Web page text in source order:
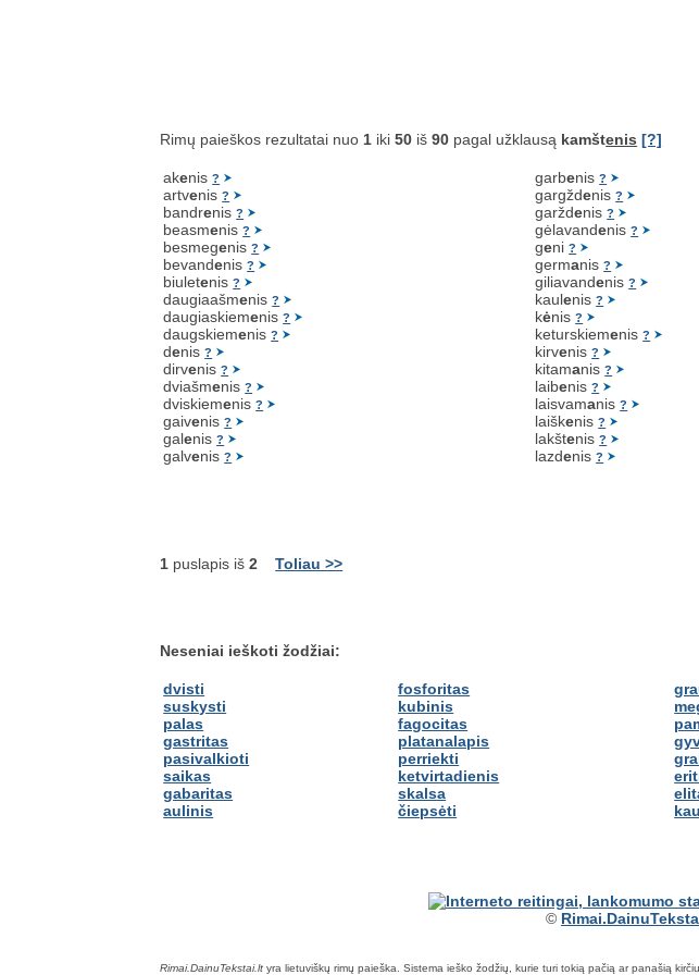
Rimų paieškos rezultatai nuo 1 iki50 iš90 pagal užklausą kamštenis [?]
akenis?
artvenis?
bandrenis?
beasmenis?
besmegenis?
bevandenis?
biuletenis?
daugiaašmenis?
daugiaskiemenis?
daugskiemenis?
denis?
dirvenis?
dviašmenis?
dviskiemenis?
gaivenis?
galenis?
galvenis?
garbenis?
gargždenis?
garždenis?
gėlavandenis?
geni?
germanis?
giliavandenis?
kaulenis?
kėnis?
keturskiemenis?
kirvenis?
kitamanis?
laibenis?
laisvamanis?
laiškenis?
lakštenis?
lazdenis?
1 puslapis iš2 Toliau >>
Neseniai ieškoti žodžiai:
dvisti
suskysti
palas
gastritas
pasivalkioti
saikas
gabaritas
aulinis
fosforitas
kubinis
fagocitas
platanalapis
perriekti
ketvirtadienis
skalsa
čiepsėti
©
Rimai.DainuTekstai.lt yra lietuviškų rimų paieška. Sistema ieško žodžių, kurie turi tokią pačią ar panašią